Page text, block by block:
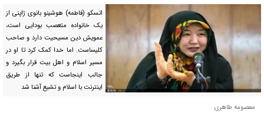
اتسکو (فاطمه) هوشینو بانوی ژاپنی از
یک خانواده متعصب بودایی است،
عمویش دین مسیحیت دارد و صاحب
کلیساست. اما خدا کمک کرد تا او در
مسیر اسلام و اهل بیت قرار بگیرد و
جالب اینجاست که تنها از طریق
اینترنت با اسلام و تشیع آشنا شد
معصومه طاهری